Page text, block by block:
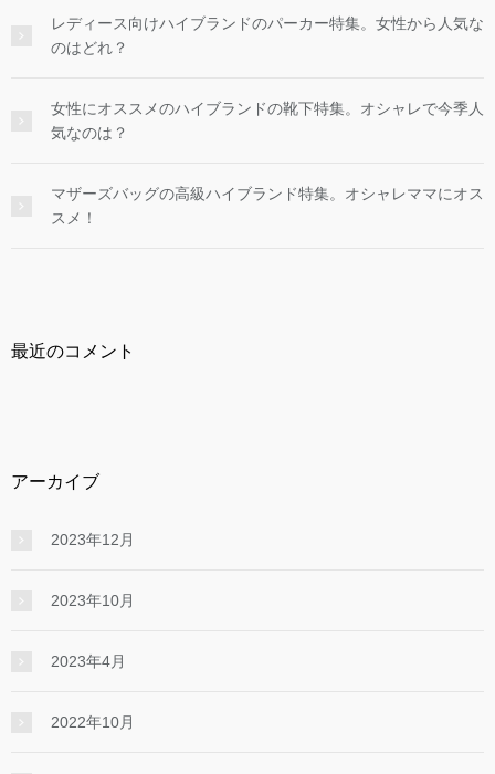
レディース向けハイブランドのパーカー特集。女性から人気な
のはどれ？
女性にオススメのハイブランドの靴下特集。オシャレで今季人
気なのは？
マザーズバッグの高級ハイブランド特集。オシャレママにオス
スメ！
最近のコメント
アーカイブ
2023年12月
2023年10月
2023年4月
2022年10月